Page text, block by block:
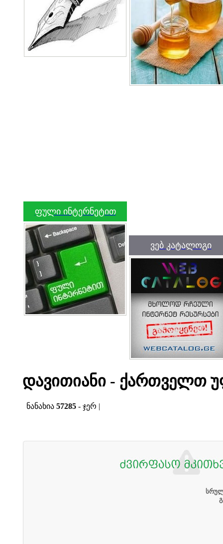
ფული ინტერნეტით
ვებ კატალოგი
დავითიანი - ქართველთ
ნანახია 57285 - ჯერ |